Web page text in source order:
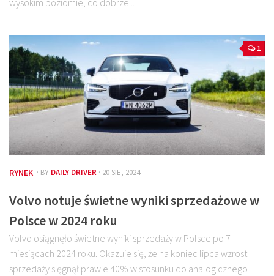
wysokim poziomie, co dobrze...
1
RYNEK · BY DAILY DRIVER · 20 SIE, 2024
Volvo notuje świetne wyniki sprzedażowe w
Polsce w 2024 roku
Volvo osiągnęło świetne wyniki sprzedaży w Polsce po 7
miesiącach 2024 roku. Okazuje się, że na koniec lipca wzrost
sprzedaży sięgnął prawie 40% w stosunku do analogicznego